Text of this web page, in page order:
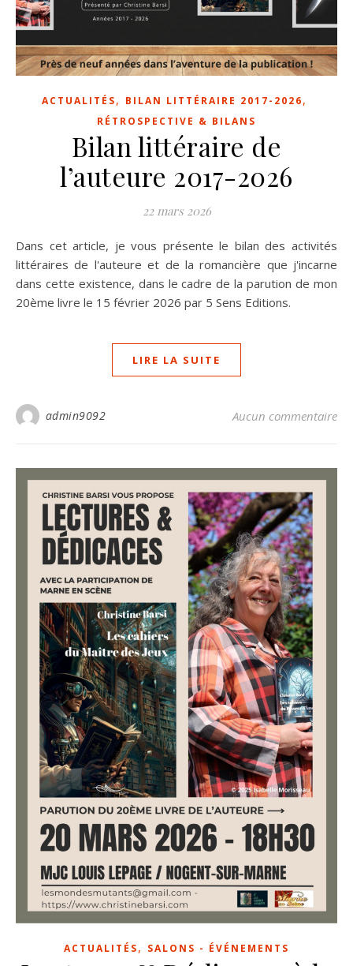
ACTUALITÉS, BILAN LITTÉRAIRE 2017-2026,
RÉTROSPECTIVE & BILANS
Bilan littéraire de
l’auteure 2017-2026
22 mars 2026
Dans cet article, je vous présente le bilan des activités
littéraires de l'auteure et de la romancière que j'incarne
dans cette existence, dans le cadre de la parution de mon
20ème livre le 15 février 2026 par 5 Sens Editions.
LIRE LA SUITE
admin9092 Aucun commentaire
ACTUALITÉS, SALONS - ÉVÉNEMENTS